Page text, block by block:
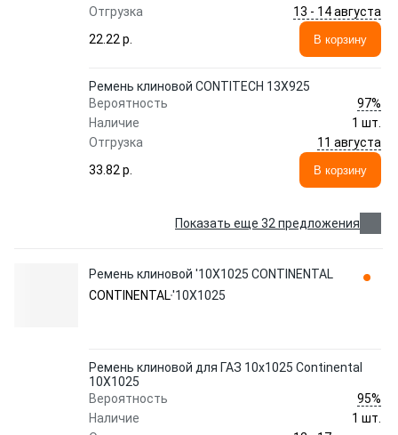
Отгрузка
13 - 14 августа
22.22 p.
В корзину
Ремень клиновой CONTITECH 13X925
Вероятность
97%
Наличие
1 шт.
Отгрузка
11 августа
33.82 p.
В корзину
Показать еще 32 предложения
Ремень клиновой '10X1025 CONTINENTAL
CONTINENTAL'10X1025
Ремень клиновой для ГАЗ 10x1025 Continental
10X1025
Вероятность
95%
Наличие
1 шт.